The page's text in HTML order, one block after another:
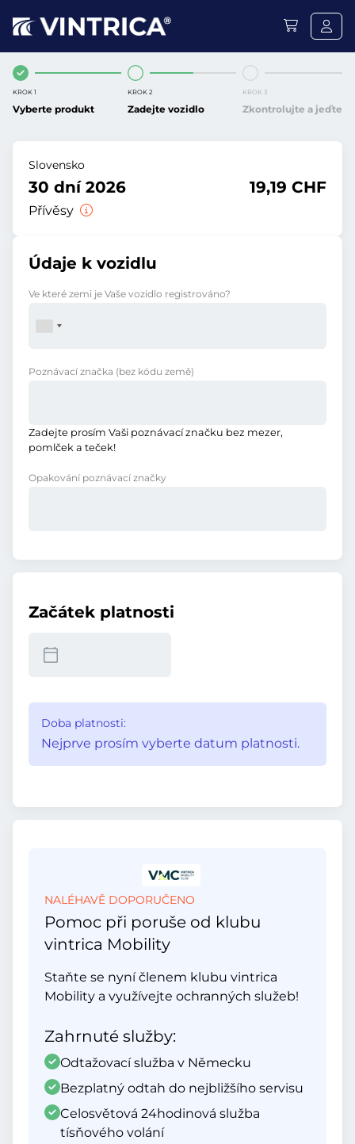
KROK 1
Vyberte produkt
KROK 2
Zadejte vozidlo
KROK 3
Zkontrolujte a jeďte
Slovensko
30 dní 2026
Přívěsy
19,19 CHF
Údaje k vozidlu
Ve které zemi je Vaše vozidlo registrováno?
Poznávací značka (bez kódu země)
Zadejte prosím Vaši poznávací značku bez mezer,
pomlček a teček!
Opakování poznávací značky
Začátek platnosti
Doba platnosti:
Nejprve prosím vyberte datum platnosti.
NALÉHAVĚ DOPORUČENO
Pomoc při poruše od klubu
vintrica Mobility
Staňte se nyní členem klubu vintrica
Mobility a využívejte ochranných služeb!
Zahrnuté služby:
Odtažovací služba v Německu
Bezplatný odtah do nejbližšího servisu
Celosvětová 24hodinová služba
tísňového volání